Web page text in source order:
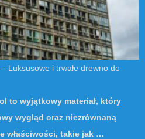
Luksusowe i trwałe drewno do
to wyjątkowy materiał, który
wygląd oraz niezrównaną
właściwości, takie jak …